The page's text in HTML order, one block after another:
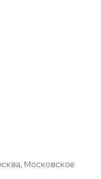
Московское